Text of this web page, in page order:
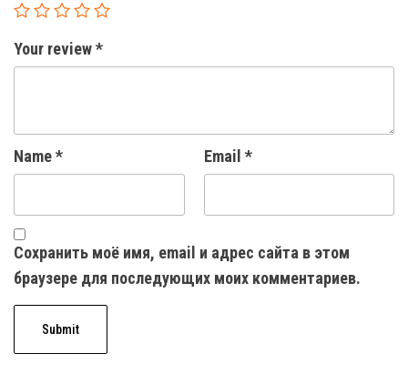
Your review*
Name* Email *
Сохранить моё имя, email и адрес сайта в этом
браузере для последующих моих комментариев.